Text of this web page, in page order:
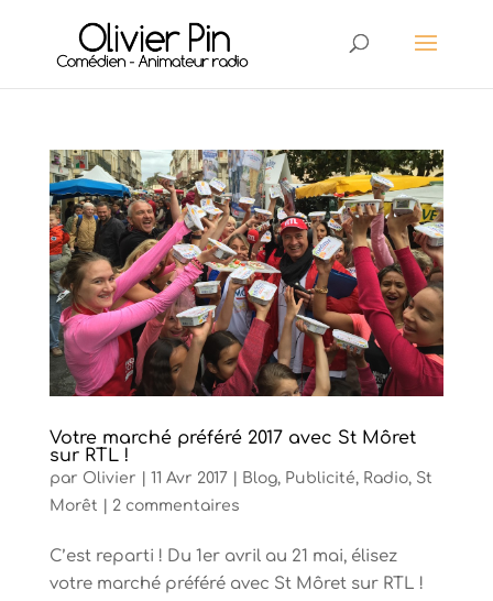
Votre marché préféré 2017 avec St Môret
sur RTL !
par Olivier 11 Avr 2017 Blog, Publicité, Radio, St
Morêt
2 commentaires
C’est reparti ! Du 1er avril au 21 mai, élisez
votre marché préféré avec St Môret sur RTL !